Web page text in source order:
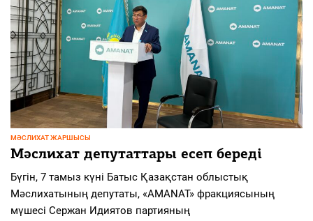
МӘСЛИХАТ ЖАРШЫСЫ
Мәслихат депутаттары есеп береді
Бүгін, 7 тамыз күні Батыс Қазақстан облыстық
Мәслихатының депутаты, «AMANAT» фракциясының
мүшесі Сержан Идиятов партияның